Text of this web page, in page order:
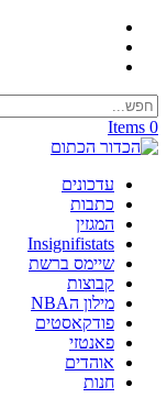
0 Items
עדכונים
כתבות
המגזין
Insignifistats
שיימס ברשת
קבוצות
מילון הNBA
פודקאסטים
פאנטזי
אוהדים
חנות